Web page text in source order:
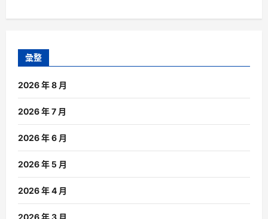
彙整
2026 年 8 月
2026 年 7 月
2026 年 6 月
2026 年 5 月
2026 年 4 月